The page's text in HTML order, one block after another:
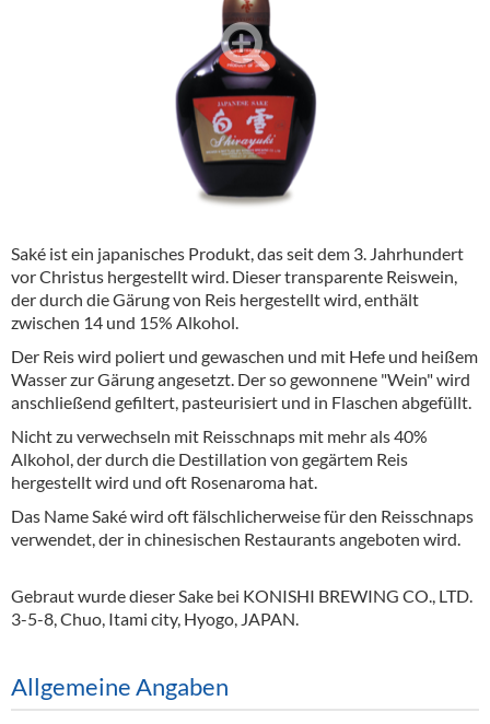
Saké ist ein japanisches Produkt, das seit dem 3. Jahrhundert
vor Christus hergestellt wird. Dieser transparente Reiswein,
der durch die Gärung von Reis hergestellt wird, enthält
zwischen 14 und 15% Alkohol.
Der Reis wird poliert und gewaschen und mit Hefe und heißem
Wasser zur Gärung angesetzt. Der so gewonnene "Wein" wird
anschließend gefiltert, pasteurisiert und in Flaschen abgefüllt.
Nicht zu verwechseln mit Reisschnaps mit mehr als 40%
Alkohol, der durch die Destillation von gegärtem Reis
hergestellt wird und oft Rosenaroma hat.
Das Name Saké wird oft fälschlicherweise für den Reisschnaps
verwendet, der in chinesischen Restaurants angeboten wird.
Gebraut wurde dieser Sake bei KONISHI BREWING CO., LTD.
3-5-8, Chuo, Itami city, Hyogo, JAPAN.
Allgemeine Angaben